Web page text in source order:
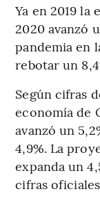
Ya en 2019 la
2020 avanzó
pandemia en
rebotar un
Según cifras
economía de
avanzó un
4,9%. La
expanda un
cifras